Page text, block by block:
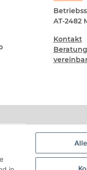
AT-2482
Kontakt